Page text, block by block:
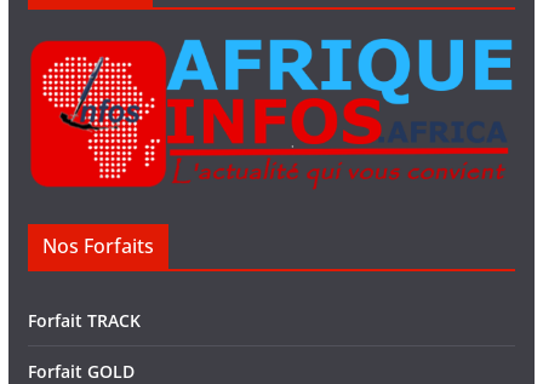
Nos Forfaits
Forfait TRACK
Forfait GOLD